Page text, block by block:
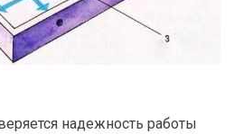
надежность работы